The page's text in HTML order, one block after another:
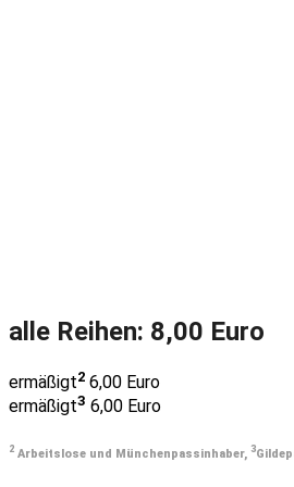
alle Reihen: 8,00 Euro
ermäßigt2 6,00 Euro
ermäßigt3 6,00 Euro
2 Arbeitslose und Münchenpassinhaber, 3